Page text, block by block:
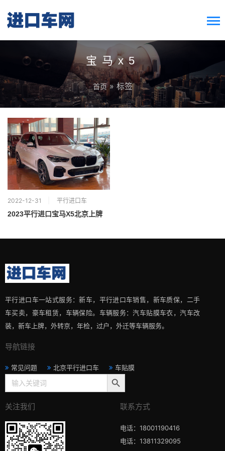
宝马x5
首页 » 标签
2022-12-31 平行进口车
2023平行进口宝马X5北京上牌
平行进口车一站式服务：新车，平行进口车销售，新车质保，二手
车买卖，豪车租赁，车辆保险。车辆服务：汽车贴膜车衣，汽车改
装，新车上牌，外转京，年检，过户，外迁等车辆服务。
导航链接
常见问题 北京平行进口车
车贴膜
Search
for:
搜索按钮
关注我们 联系方式
电话：18001190416
电话：13811329095